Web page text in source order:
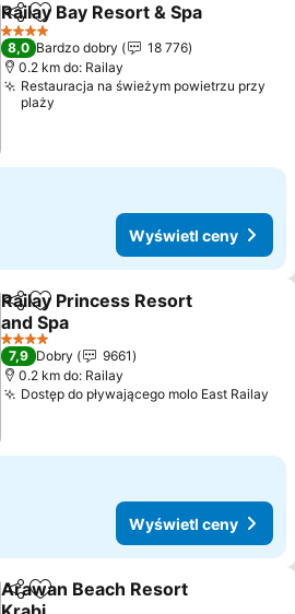
Udostępnij
Dodaj do ulubionych
Railay Bay Resort & Spa
4 Kategoria
8,0 Bardzo dobry
18 776
0.2 km do: Railay
Restauracja na świeżym powietrzu przy
plaży
Wyświetl ceny
Udostępnij
Dodaj do ulubionych
Railay Princess Resort
and Spa
Wyświetl ceny
4 Kategoria
7,9 Dobry
9661
0.2 km do: Railay
Dostęp do pływającego molo East Railay
Wyświetl ceny
Udostępnij
Dodaj do ulubionych
Arawan Beach Resort